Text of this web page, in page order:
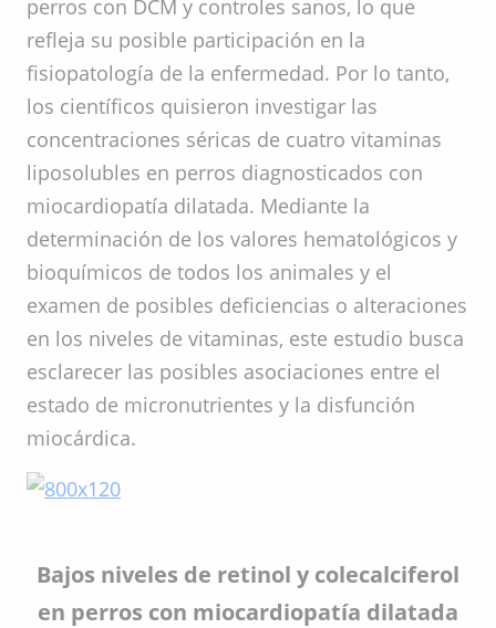
perros con DCM y controles sanos, lo que
refleja su posible participación en la
fisiopatología de la enfermedad. Por lo tanto,
los científicos quisieron investigar las
concentraciones séricas de cuatro vitaminas
liposolubles en perros diagnosticados con
miocardiopatía dilatada. Mediante la
determinación de los valores hematológicos y
bioquímicos de todos los animales y el
examen de posibles deficiencias o alteraciones
en los niveles de vitaminas, este estudio busca
esclarecer las posibles asociaciones entre el
estado de micronutrientes y la disfunción
miocárdica.
Bajos niveles de retinol y colecalciferol
en perros con miocardiopatía dilatada